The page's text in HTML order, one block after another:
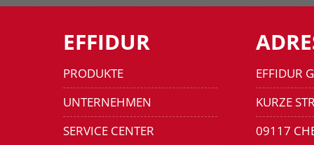
EFFIDUR
PRODUKTE
UNTERNEHMEN
SERVICE CENTER
EFFIDUR
KURZE
09117